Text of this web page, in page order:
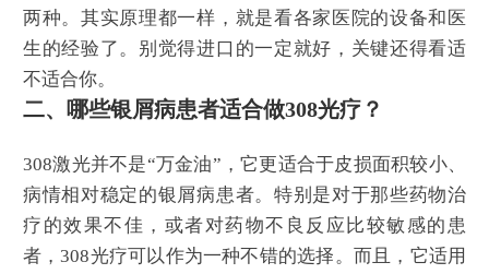
两种。其实原理都一样，就是看各家医院的设备和医
生的经验了。别觉得进口的一定就好，关键还得看适
不适合你。
二、哪些银屑病患者适合做308光疗？
308激光并不是“万金油”，它更适合于皮损面积较小、
病情相对稳定的银屑病患者。特别是对于那些药物治
疗的效果不佳，或者对药物不良反应比较敏感的患
者，308光疗可以作为一种不错的选择。而且，它适用